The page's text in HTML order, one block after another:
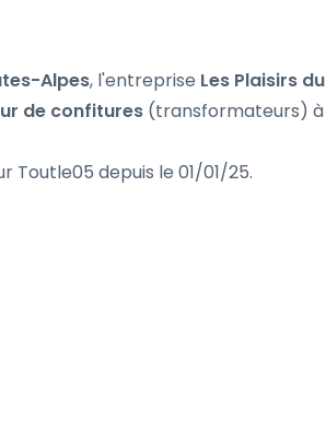
Alpes, l'entreprise Les Plaisirs du
de confitures (transformateurs) à
Toutle05 depuis le 01/01/25.